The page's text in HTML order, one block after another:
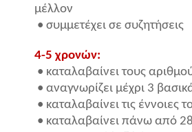
μέλλον
• συμμετέχει σε συζητήσεις
4-5 χρονών:
• καταλαβαίνει τους
• αναγνωρίζει μέχρι 3
• καταλαβαίνει τις έννοιες
• καταλαβαίνει πάνω από